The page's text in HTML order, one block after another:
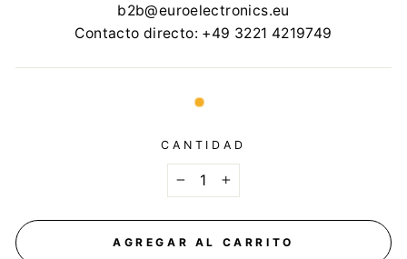
b2b@euroelectronics.eu
Contacto directo: +49 3221 4219749
CANTIDAD
+
AGREGAR AL CARRITO